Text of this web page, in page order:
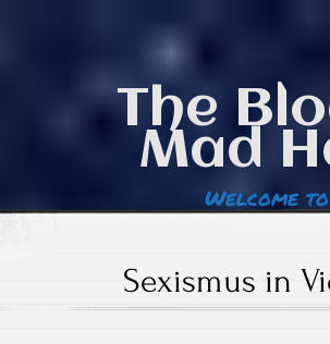
The
Mad
Welcome
Sexismus in